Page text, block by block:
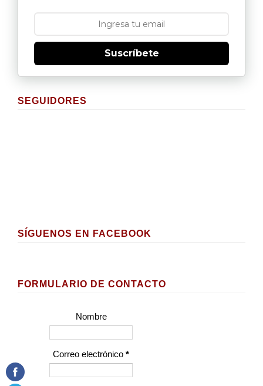
Suscríbete
SEGUIDORES
SÍGUENOS EN FACEBOOK
FORMULARIO DE CONTACTO
Nombre
Correo electrónico *